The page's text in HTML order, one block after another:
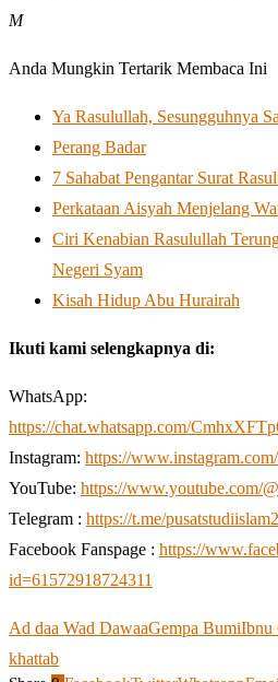
M
Anda Mungkin Tertarik Membaca Ini
Ya Rasulullah, Sesungguhnya
Perang Badar
7 Sahabat Pengantar Surat
Perkataan Aisyah Menjelang
Ciri Kenabian Rasulullah
Negeri Syam
Kisah Hidup Abu Hurairah
Ikuti kami selengkapnya di:
WhatsApp:
https://chat.whatsapp.com/
Instagram: https://
YouTube: https://www.youtube.com/
Telegram : https://t.me/pusatstudiislam2
Facebook Fanspage : https://
id=61572918724311
Ad daa Wad DawaaGempa BumiIbnu
khattab